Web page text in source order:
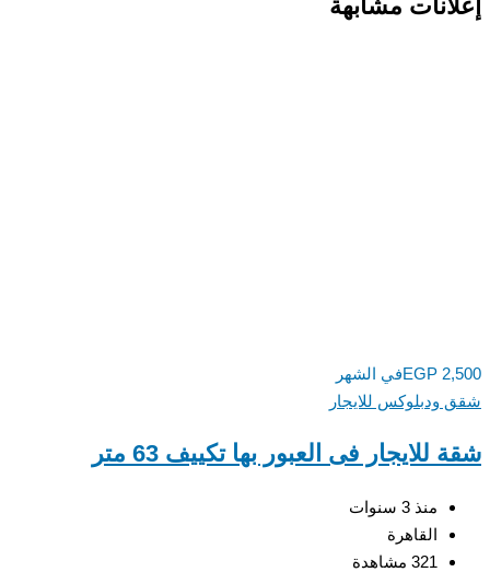
إعلانات مشابهة
EGP 2,500
في الشهر
شقق ودبلوكس للايجار
شقة للايجار فى العبور بها تكييف 63 متر
منذ 3 سنوات
القاهرة
321 مشاهدة